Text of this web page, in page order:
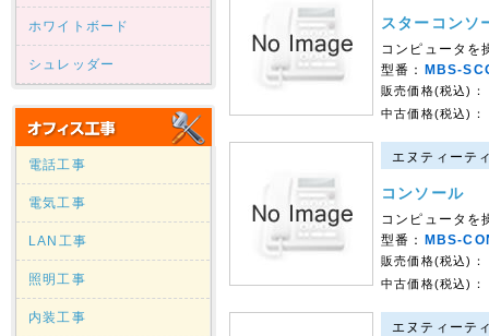
ホワイトボード
シュレッダー
電話工事
電気工事
LAN工事
照明工事
内装工事
スターコンソ
コンピュータを
型番：
MBS-
販売価格(税込)：
中古価格(税込)：
エヌティーテ
コンソール
コンピュータを
型番：
MBS-
販売価格(税込)：
中古価格(税込)：
エヌティーテ